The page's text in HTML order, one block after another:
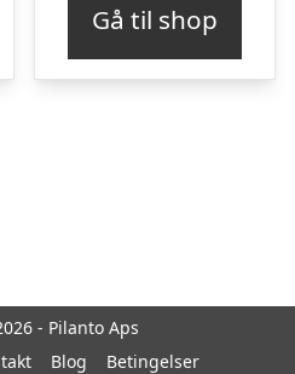
Gå til shop
- Pilanto Aps
Blog Betingelser